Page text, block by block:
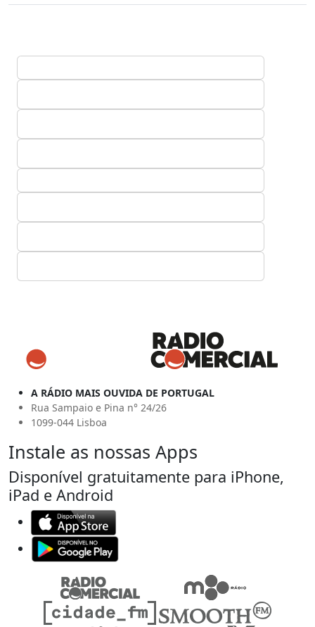
A RÁDIO MAIS OUVIDA DE PORTUGAL
Rua Sampaio e Pina n° 24/26
1099-044 Lisboa
Instale as nossas Apps
Disponível gratuitamente para iPhone,
iPad e Android